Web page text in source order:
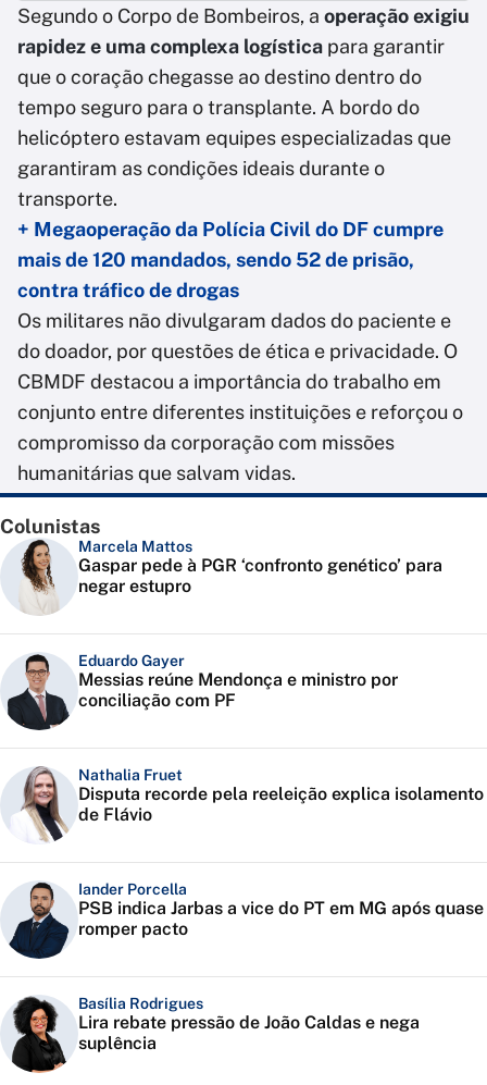
Segundo o Corpo de Bombeiros, a operação exigiu
rapidez e uma complexa logística para garantir
que o coração chegasse ao destino dentro do
tempo seguro para o transplante. A bordo do
helicóptero estavam equipes especializadas que
garantiram as condições ideais durante o
transporte.
+ Megaoperação da Polícia Civil do DF cumpre
mais de 120 mandados, sendo 52 de prisão,
contra tráfico de drogas
Os militares não divulgaram dados do paciente e
do doador, por questões de ética e privacidade. O
CBMDF destacou a importância do trabalho em
conjunto entre diferentes instituições e reforçou o
compromisso da corporação com missões
humanitárias que salvam vidas.
Colunistas
Marcela Mattos
Gaspar pede à PGR ‘confronto genético’ para
negar estupro
Eduardo Gayer
Messias reúne Mendonça e ministro por
conciliação com PF
Nathalia Fruet
Disputa recorde pela reeleição explica isolamento
de Flávio
Iander Porcella
PSB indica Jarbas a vice do PT em MG após quase
romper pacto
Basília Rodrigues
Lira rebate pressão de João Caldas e nega
suplência